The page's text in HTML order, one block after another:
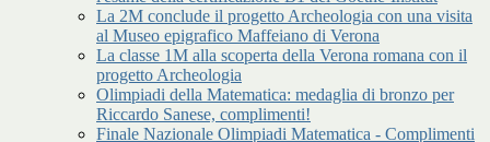
La 2M conclude il progetto Archeologia con una visita
al Museo epigrafico Maffeiano di Verona
La classe 1M alla scoperta della Verona romana con il
progetto Archeologia
Olimpiadi della Matematica: medaglia di bronzo per
Riccardo Sanese, complimenti!
Finale Nazionale Olimpiadi Matematica - Complimenti